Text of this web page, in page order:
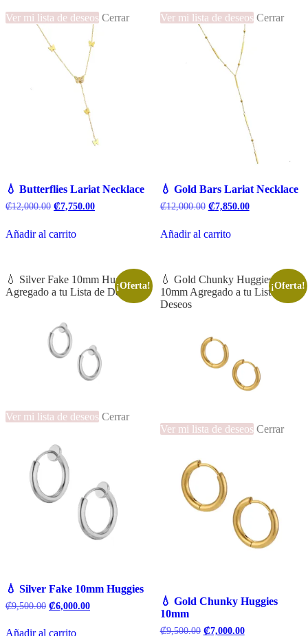
Ver mi lista de deseos Cerrar
💧 Butterflies Lariat Necklace
₡12,000.00 El
original
era:
₡7,750.00El
Añadir al carrito
Ver mi lista de deseos Cerrar
💧 Gold Bars Lariat Necklace
₡12,000.00 El
original
era:
₡7,850.00El
Añadir al carrito
💧 Silver Fake 10mm Huggies
Agregado a tu Lista de Deseos
Ver mi lista de deseos Cerrar
¡Oferta!
💧 Silver Fake 10mm Huggies
₡9,500.00 El
original
₡6,000.00El
Añadir al carrito
💧 Gold Chunky Huggies
10mm Agregado a tu Lista de
Deseos
Ver mi lista de deseos Cerrar
¡Oferta!
💧 Gold Chunky Huggies
10mm
₡9,500.00 El
₡7,000.00El